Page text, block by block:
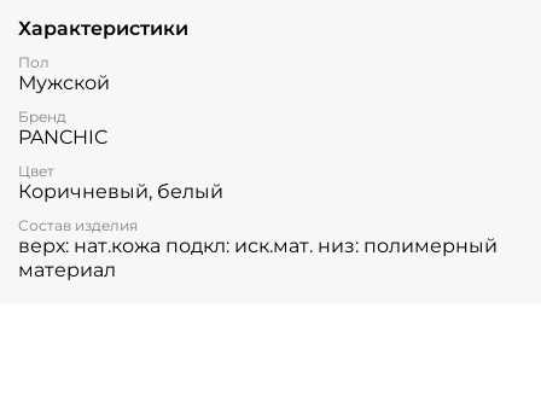
Характеристики
Пол
Мужской
Бренд
PANCHIC
Цвет
Коричневый, белый
Состав изделия
верх: нат.кожа подкл: иск.мат. низ: полимерный
материал